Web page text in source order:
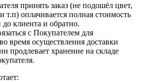
принять заказ (не подошёл цвет,
т.п) оплачивается полная стоимость
клиента и обратно.
с Покупателем для
время осуществления доставки
продлевает хранение на складе